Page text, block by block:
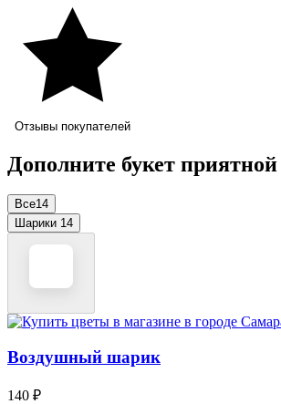
Отзывы покупателей
Дополните букет
Все14
Шарики 14
Воздушный шарик
140 ₽